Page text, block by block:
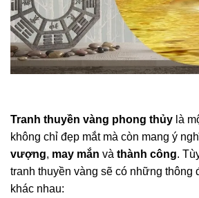
Tranh thuyền vàng phong thủy là
không chỉ đẹp mắt mà còn mang ý
vượng, may mắn và thành công.
tranh thuyền vàng sẽ có những thông
khác nhau: